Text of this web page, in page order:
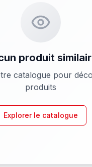
produit
catalogue pour
produits
Explorer le catalogue